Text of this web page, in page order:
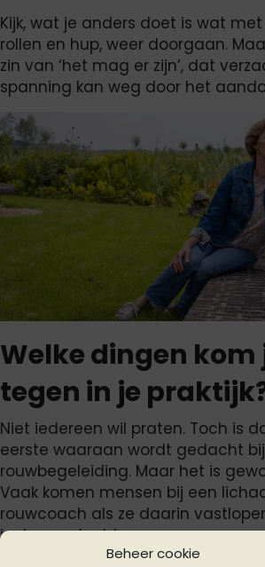
Beheer cookie
Kijk, wat je anders doet is wat
rollen en hup, weer doorgaan.
zin van ‘het mag er zijn’, dat
spanning kan weg door het
Welke dingen kom
tegen in je
Niet iedereen wil praten. Toch is
eerste waaraan wordt gedacht bij
rouwbegeleiding. Maar het is
Vaak komen mensen bij een
rouwcoach als ze daarin
is de aandacht meer op
meer op rouwcoaching.